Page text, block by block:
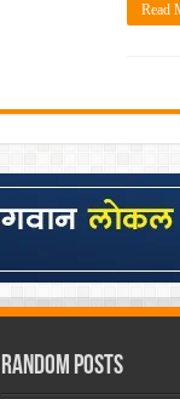
Read
Random Posts